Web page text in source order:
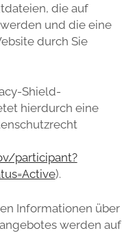
die auf
und die eine
durch Sie
Shield-
hierdurch eine
participant?
).
Informationen über
werden auf